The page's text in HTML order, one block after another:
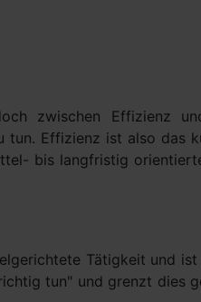
zwischen Effizienz
Effizienz ist also das
bis langfristig
Tätigkeit und
tun" und grenzt dies